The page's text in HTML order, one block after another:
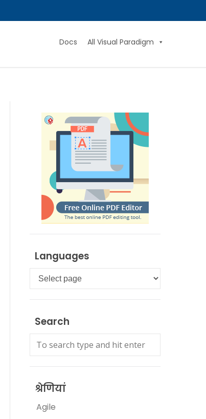
Docs All Visual Paradigm
Languages
Languages
Search
श्रेणियां
Agile